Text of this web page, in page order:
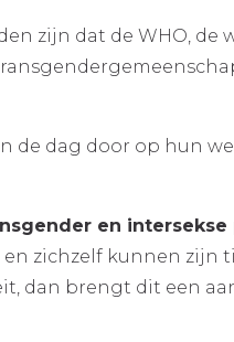
zijn dat de WHO,
de dag door op hun
en
zichzelf kunnen zijn
dan brengt dit een